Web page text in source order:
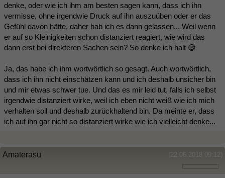
denke, oder wie ich ihm am besten sagen kann, dass ich ihn
vermisse, ohne irgendwie Druck auf ihn auszuüben oder er das
Gefühl davon hätte, daher hab ich es dann gelassen... Weil wenn
er auf so Kleinigkeiten schon distanziert reagiert, wie wird das
dann erst bei direkteren Sachen sein? So denke ich halt 😅
Ja, das habe ich ihm wortwörtlich so gesagt. Auch wortwörtlich,
dass ich ihn nicht einschätzen kann und ich deshalb unsicher bin
und mir etwas schwer tue. Und das es mir leid tut, falls ich selbst
irgendwie distanziert wirke, weil ich eben nicht weiß wie ich mich
verhalten soll und deshalb zurückhaltend bin. Da meinte er, dass
ich auf ihn gar nicht so distanziert wirke wie ich vielleicht denke...
(22.06.2018 09:12)
Amaterasu